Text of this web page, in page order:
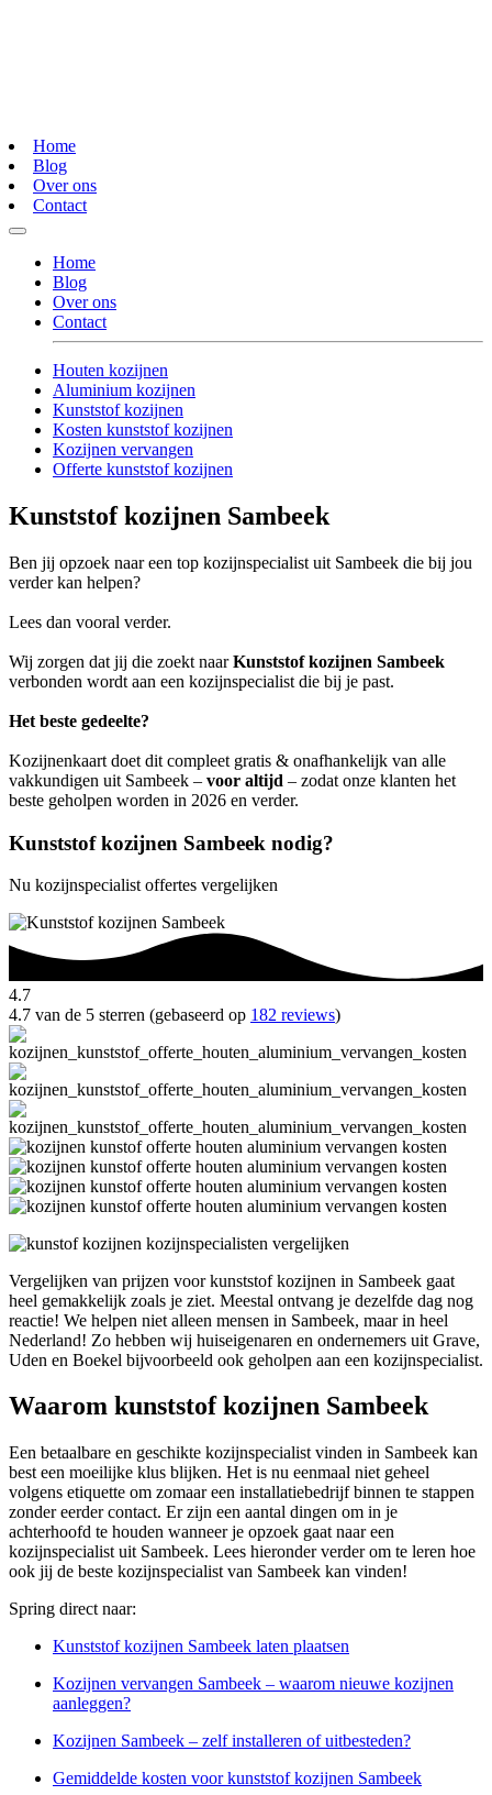
Home
Blog
Over ons
Contact
Home
Blog
Over ons
Contact
Houten kozijnen
Aluminium kozijnen
Kunststof kozijnen
Kosten kunststof kozijnen
Kozijnen vervangen
Offerte kunststof kozijnen
Kunststof kozijnen Sambeek
Ben jij opzoek naar een top kozijnspecialist uit Sambeek die bij jou
verder kan helpen?
Lees dan vooral verder.
Wij zorgen dat jij die zoekt naarKunststof kozijnen Sambeek
verbonden wordt aan een kozijnspecialist die bij je past.
Het beste gedeelte?
Kozijnenkaart doet dit compleet gratis & onafhankelijk van alle
vakkundigen uit Sambeek – voor altijd – zodat onze klanten het
beste geholpen worden in 2026 en verder.
Kunststof kozijnen Sambeek nodig?
Nu kozijnspecialist offertes vergelijken
4.7
4.7 van de 5 sterren (gebaseerd op 182 reviews)
Vergelijken van prijzen voor kunststof kozijnen in Sambeek gaat
heel gemakkelijk zoals je ziet. Meestal ontvang je dezelfde dag nog
reactie! We helpen niet alleen mensen in Sambeek, maar in heel
Nederland! Zo hebben wij huiseigenaren en ondernemers uit Grave,
Uden en Boekel bijvoorbeeld ook geholpen aan een kozijnspecialist.
Waarom kunststof kozijnen Sambeek
Een betaalbare en geschikte kozijnspecialist vinden in Sambeek kan
best een moeilijke klus blijken. Het is nu eenmaal niet geheel
volgens etiquette om zomaar een installatiebedrijf binnen te stappen
zonder eerder contact. Er zijn een aantal dingen om in je
achterhoofd te houden wanneer je opzoek gaat naar een
kozijnspecialist uit Sambeek. Lees hieronder verder om te leren hoe
ook jij de beste kozijnspecialist van Sambeek kan vinden!
Spring direct naar:
Kunststof kozijnen Sambeek laten plaatsen
Kozijnen vervangen Sambeek – waarom nieuwe kozijnen
aanleggen?
Kozijnen Sambeek – zelf installeren of uitbesteden?
Gemiddelde kosten voor kunststof kozijnen Sambeek